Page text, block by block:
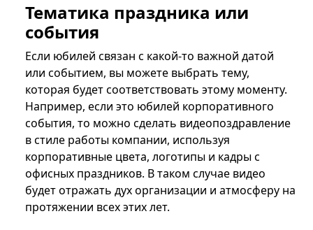
Тематика праздника или
события
Если юбилей связан с какой-то важной датой
или событием, вы можете выбрать тему,
которая будет соответствовать этому моменту.
Например, если это юбилей корпоративного
события, то можно сделать видеопоздравление
в стиле работы компании, используя
корпоративные цвета, логотипы и кадры с
офисных праздников. В таком случае видео
будет отражать дух организации и атмосферу на
протяжении всех этих лет.